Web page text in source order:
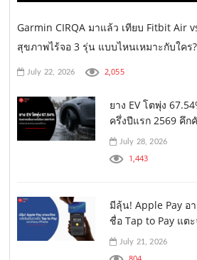
Garmin CIRQA มาแล้ว เทียบ Fitbit Air
สุขภาพไร้จอ 3 รุ่น แบบไหนเหมาะกับใคร?
July 22, 2026 2,055
ยาง EV โตพุ่ง
ครึ่งปีแรก 2569 คึก
July 28, 2026
1,443
มีลุ้น! Apple Pay อ
ชื่อ Tap to Pay แต
July 21, 2026